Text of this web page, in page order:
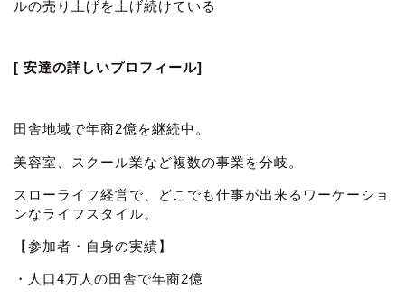
ルの売り上げを上げ続けている
[ 安達の詳しいプロフィール]
田舎地域で年商2億を継続中。
美容室、スクール業など複数の事業を分岐。
スローライフ経営で、どこでも仕事が出来るワーケーショ
ンなライフスタイル。
【参加者・自身の実績】
・人口4万人の田舎で年商2億